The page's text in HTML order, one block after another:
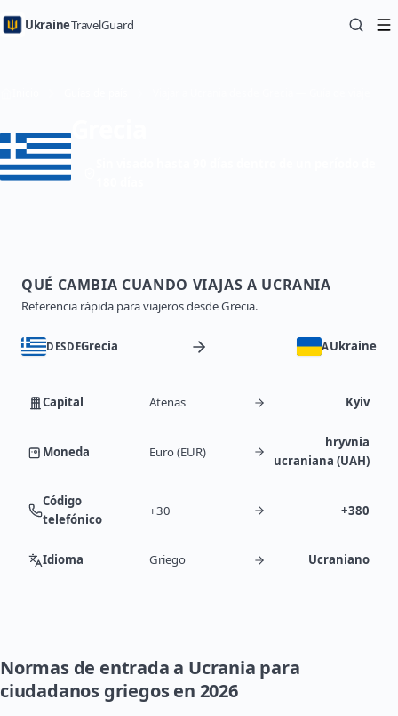
UkraineTravelGuard
QUÉ CAMBIA CUANDO VIAJAS A UCRANIA
Referencia rápida para viajeros desde Grecia.
DESDEGrecia AUkraine
Capital Atenas Kyiv
Moneda Euro (EUR)
hryvnia
ucraniana (UAH)
Código
telefónico
+30 +380
Idioma Griego Ucraniano
Normas de entrada a Ucrania para
ciudadanos griegos en 2026